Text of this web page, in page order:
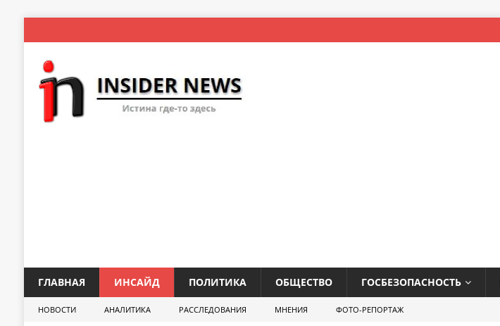
ГЛАВНАЯ ИНСАЙД ПОЛИТИКА ОБЩЕСТВО ГОСБЕЗОПАСНОСТЬ
НОВОСТИ АНАЛИТИКА РАССЛЕДОВАНИЯ МНЕНИЯ ФОТО-РЕПОРТАЖ